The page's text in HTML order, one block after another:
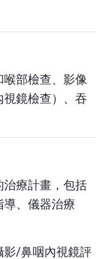
部檢查、影像
鏡檢查）、吞
療計畫，包括
、儀器治療
影/鼻咽內視鏡評